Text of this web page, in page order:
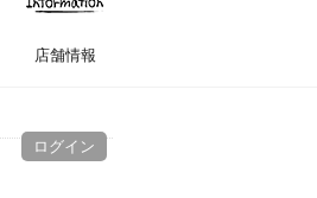
ログイン